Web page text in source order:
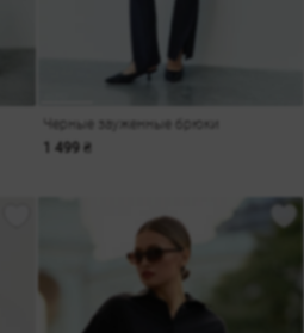
Черные зауженные брюки
1 499 ₴